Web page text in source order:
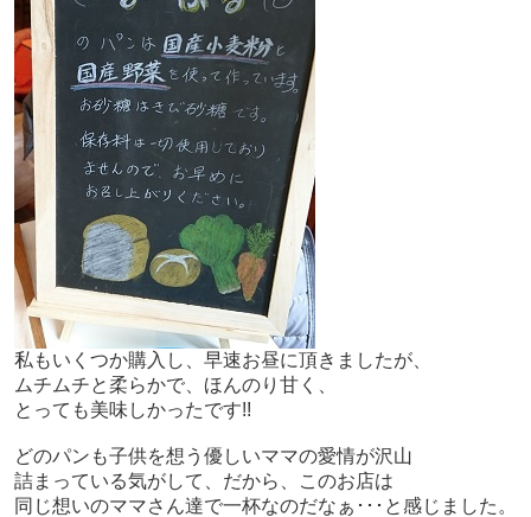
私もいくつか購入し、早速お昼に頂きましたが、
ムチムチと柔らかで、ほんのり甘く、
とっても美味しかったです!!
どのパンも子供を想う優しいママの愛情が沢山
詰まっている気がして、だから、このお店は
同じ想いのママさん達で一杯なのだなぁ･･･と感じました。